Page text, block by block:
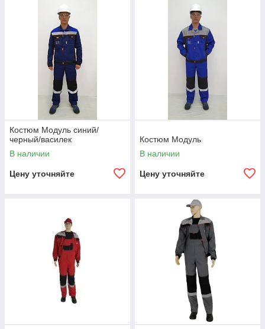
Костюм Модуль синий/
черный/василек
В наличии
Цену уточняйте
Костюм Модуль
В наличии
Цену уточняйте